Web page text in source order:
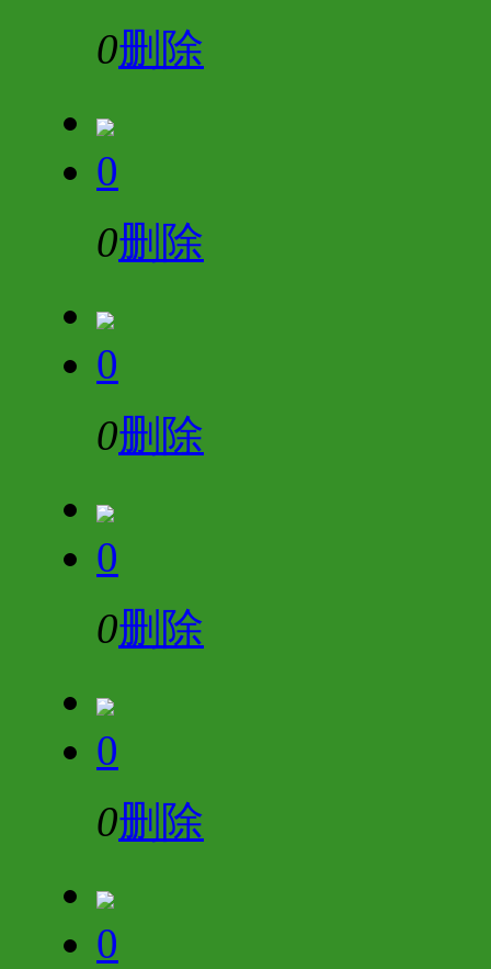
0删除
0
0删除
0
0删除
0
0删除
0
0删除
0